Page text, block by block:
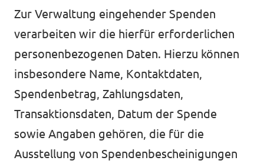
Zur Verwaltung eingehender Spenden
verarbeiten wir die hierfür erforderlichen
personenbezogenen Daten. Hierzu können
insbesondere Name, Kontaktdaten,
Spendenbetrag, Zahlungsdaten,
Transaktionsdaten, Datum der Spende
sowie Angaben gehören, die für die
Ausstellung von Spendenbescheinigungen